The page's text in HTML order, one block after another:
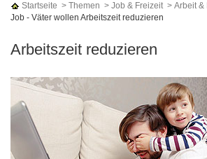
Startseite > Themen > Job & Freizeit > Arbeit &
Job - Väter wollen Arbeitszeit reduzieren
Arbeitszeit reduzieren